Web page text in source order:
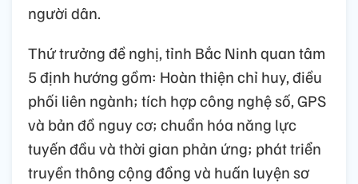
người dân.
Thứ trưởng đề nghị, tỉnh Bắc Ninh quan tâm
5 định hướng gồm: Hoàn thiện chỉ huy, điều
phối liên ngành; tích hợp công nghệ số, GPS
và bản đồ nguy cơ; chuẩn hóa năng lực
tuyến đầu và thời gian phản ứng; phát triển
truyền thông cộng đồng và huấn luyện sơ